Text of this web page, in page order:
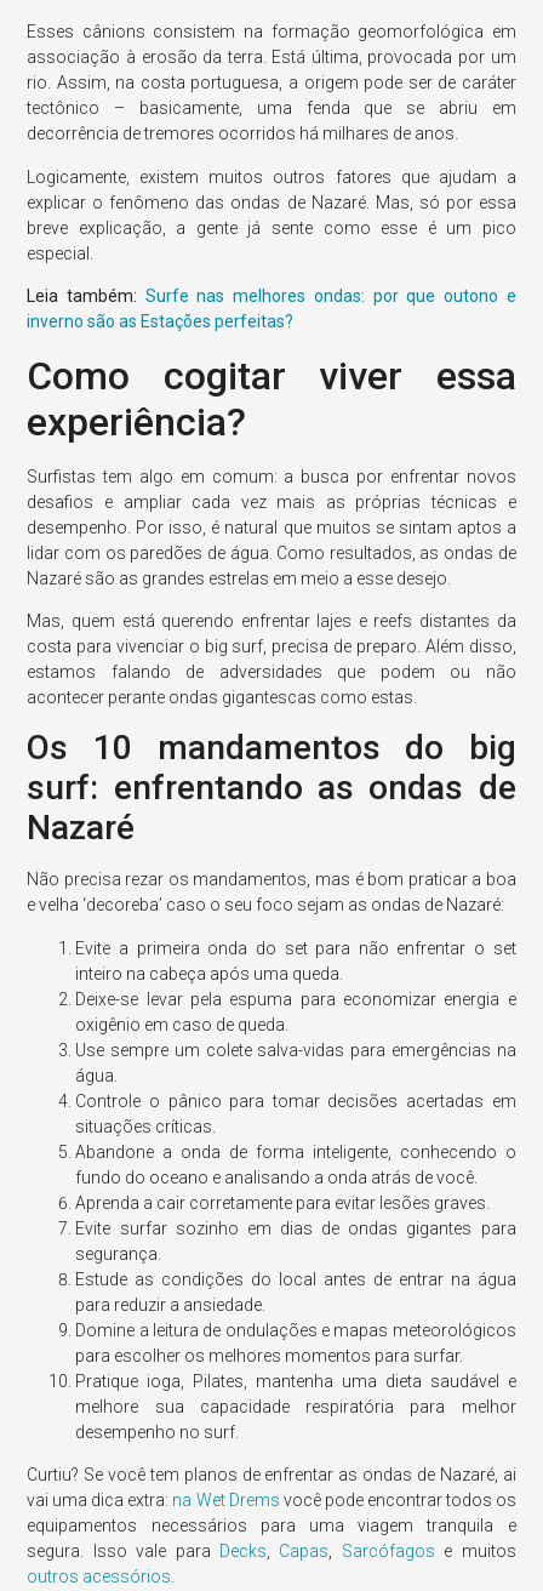
Esses cânions consistem na formação geomorfológica em
associação à erosão da terra. Está última, provocada por um
rio. Assim, na costa portuguesa, a origem pode ser de caráter
tectônico – basicamente, uma fenda que se abriu em
decorrência de tremores ocorridos há milhares de anos.
Logicamente, existem muitos outros fatores que ajudam a
explicar o fenômeno das ondas de Nazaré. Mas, só por essa
breve explicação, a gente já sente como esse é um pico
especial.
Leia também: Surfe nas melhores ondas: por que outono e
inverno são as Estações perfeitas?
Como cogitar viver essa
experiência?
Surfistas tem algo em comum: a busca por enfrentar novos
desafios e ampliar cada vez mais as próprias técnicas e
desempenho. Por isso, é natural que muitos se sintam aptos a
lidar com os paredões de água. Como resultados, as ondas de
Nazaré são as grandes estrelas em meio a esse desejo.
Mas, quem está querendo enfrentar lajes e reefs distantes da
costa para vivenciar o big surf, precisa de preparo. Além disso,
estamos falando de adversidades que podem ou não
acontecer perante ondas gigantescas como estas.
Os 10 mandamentos do big
surf: enfrentando as ondas de
Nazaré
Não precisa rezar os mandamentos, mas é bom praticar a boa
e velha ‘decoreba’ caso o seu foco sejam as ondas de Nazaré:
Evite a primeira onda do set para não enfrentar o set
inteiro na cabeça após uma queda.
Deixe-se levar pela espuma para economizar energia e
oxigênio em caso de queda.
Use sempre um colete salva-vidas para emergências na
água.
Controle o pânico para tomar decisões acertadas em
situações críticas.
Abandone a onda de forma inteligente, conhecendo o
fundo do oceano e analisando a onda atrás de você.
Aprenda a cair corretamente para evitar lesões graves.
Evite surfar sozinho em dias de ondas gigantes para
segurança.
Estude as condições do local antes de entrar na água
para reduzir a ansiedade.
Domine a leitura de ondulações e mapas meteorológicos
para escolher os melhores momentos para surfar.
Pratique ioga, Pilates, mantenha uma dieta saudável e
melhore sua capacidade respiratória para melhor
desempenho no surf.
Curtiu? Se você tem planos de enfrentar as ondas de Nazaré, ai
vai uma dica extra: na Wet Drems você pode encontrar todos os
equipamentos necessários para uma viagem tranquila e
segura. Isso vale para Decks Capas Sarcófagos e muitos
outros acessórios